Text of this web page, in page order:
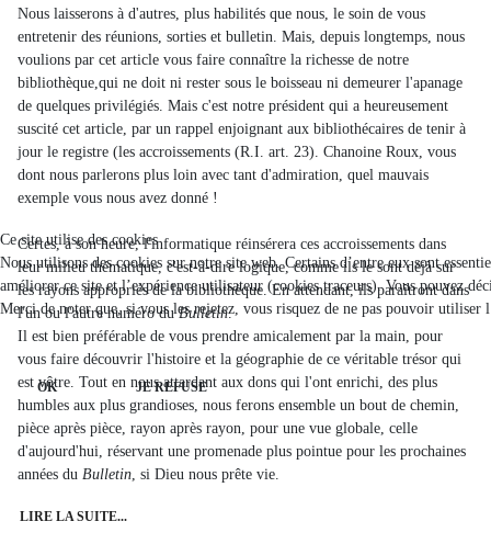
Nous laisserons à d'autres, plus habilités que nous, le soin de vous
entretenir des réunions, sorties et bulletin. Mais, depuis longtemps, nous
voulions par cet article vous faire connaître la richesse de notre
bibliothèque,qui ne doit ni rester sous le boisseau ni demeurer l'apanage
de quelques privilégiés. Mais c'est notre président qui a heureusement
suscité cet article, par un rappel enjoignant aux bibliothécaires de tenir à
jour le registre (les accroissements (R.I. art. 23). Chanoine Roux, vous
dont nous parlerons plus loin avec tant d'admiration, quel mauvais
exemple vous nous avez donné !
Certes, à son heure, l'informatique réinsérera ces accroissements dans
leur milieu thématique, c'est-à-dire logique, comme ils le sont déjà sur
les rayons appropriés de la bibliothèque. En attendant, ils paraîtront dans
l'un ou l'autre numéro duBulletin.
Il est bien préférable de vous prendre amicalement par la main, pour
vous faire découvrir l'histoire et la géographie de ce véritable trésor qui
est vôtre. Tout en nous attardant aux dons qui l'ont enrichi, des plus
humbles aux plus grandioses, nous ferons ensemble un bout de chemin,
pièce après pièce, rayon après rayon, pour une vue globale, celle
d'aujourd'hui, réservant une promenade plus pointue pour les prochaines
années du Bulletin , si Dieu nous prête vie.
LIRE LA SUITE...
Ce site utilise des cookies
Nous utilisons des cookies sur notre site web. Certains d’entre eux sont
améliorer ce site et l’expérience utilisateur (cookies traceurs). Vous pouvez
Merci de noter que, si vous les rejetez, vous risquez de ne pas pouvoir utiliser
OK JE REFUSE